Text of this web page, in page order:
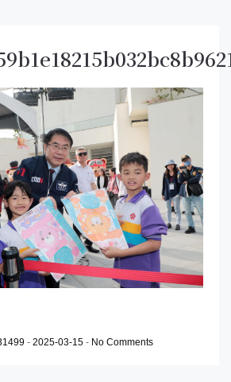
- 2025-03-15 - No Comments